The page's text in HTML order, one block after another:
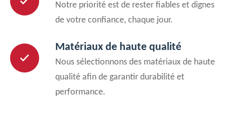
Notre priorité est de rester fiables et dignes
de votre confiance, chaque jour.
Matériaux de haute qualité
Nous sélectionnons des matériaux de haute
qualité afin de garantir durabilité et
performance.